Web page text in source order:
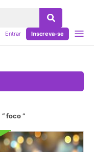
Entrar Inscreva-se
foco